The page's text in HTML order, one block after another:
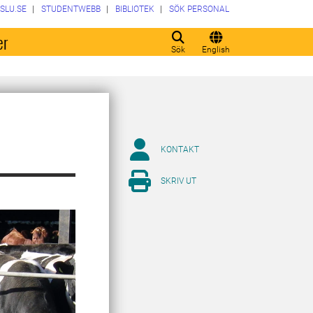
Sök English
SLU.SE STUDENTWEBB BIBLIOTEK SÖK PERSONAL
KONTAKT
SKRIV UT